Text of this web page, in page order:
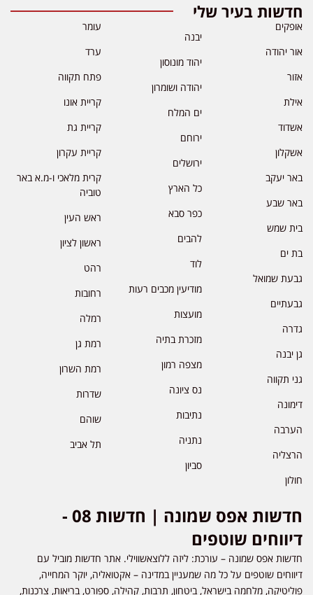
חדשות בעיר שלי
אופקים
אור יהודה
אזור
אילת
אשדוד
אשקלון
באר יעקב
באר שבע
בית שמש
בת ים
גבעת שמואל
גבעתיים
גדרה
גן יבנה
גני תקווה
דימונה
הערבה
הרצליה
חולון
יבנה
יהוד מונוסון
יהודה ושומרון
ים המלח
ירוחם
ירושלים
כל הארץ
כפר סבא
להבים
לוד
מודיעין מכבים רעות
מועצות
מזכרת בתיה
מצפה רמון
נס ציונה
נתיבות
נתניה
סביון
עומר
ערד
פתח תקווה
קריית אונו
קריית גת
קריית עקרון
קרית מלאכי ו-מ.א באר
טוביה
ראש העין
ראשון לציון
רהט
רחובות
רמלה
רמת גן
רמת השרון
שדרות
שוהם
תל אביב
חדשות אפס שמונה | חדשות 08 -
דיווחים שוטפים
חדשות אפס שמונה – עורכת: ליזה ללוצאשווילי. אתר חדשות מוביל עם
דיווחים שוטפים על כל מה שמעניין במדינה – אקטואליה, יוקר המחייה,
פוליטיקה, מלחמה בישראל, ביטחון, תרבות, קהילה, ספורט, בריאות, צרכנות,